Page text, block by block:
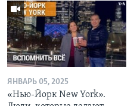
ЯНВАРЬ 05, 2025
«Нью-Йорк New York».